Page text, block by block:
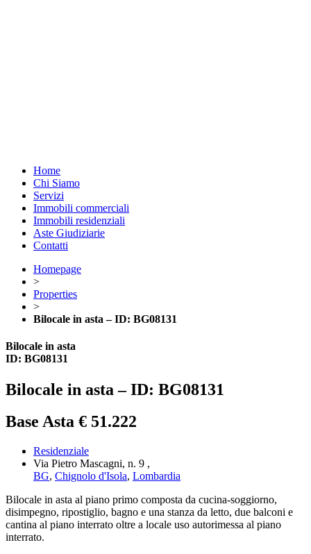
Home
Chi Siamo
Servizi
Immobili commerciali
Immobili residenziali
Aste Giudiziarie
Contatti
Homepage
>
Properties
>
Bilocale in asta – ID: BG08131
Bilocale in asta
ID: BG08131
Bilocale in asta – ID: BG08131
Base Asta € 51.222
Residenziale
Via Pietro Mascagni, n. 9 ,
BG, Chignolo d'Isola, Lombardia
Bilocale in asta al piano primo composta da cucina-soggiorno,
disimpegno, ripostiglio, bagno e una stanza da letto, due balconi e
cantina al piano interrato oltre a locale uso autorimessa al piano
interrato.